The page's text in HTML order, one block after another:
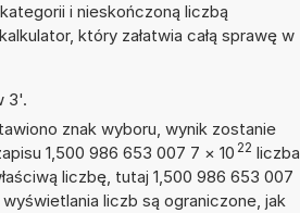
i nieskończoną liczbą
który załatwia całą sprawę w
3'.
znak wyboru, wynik zostanie
1,500 986 653 007 7 × 10 22 liczba
liczbę, tutaj 1,500 986 653 007
liczb są ograniczone, jak